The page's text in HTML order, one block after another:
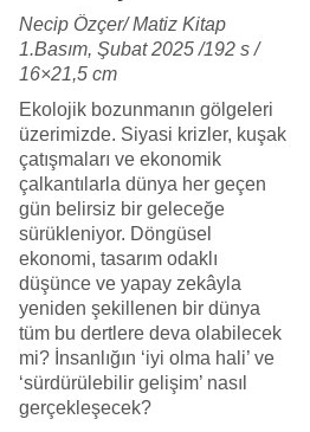
Necip Özçer/ Matiz Kitap
1.Basım, Şubat 2025 /192 s /
16×21,5 cm
Ekolojik bozunmanın gölgeleri
üzerimizde. Siyasi krizler, kuşak
çatışmaları ve ekonomik
çalkantılarla dünya her geçen
gün belirsiz bir geleceğe
sürükleniyor. Döngüsel
ekonomi, tasarım odaklı
düşünce ve yapay zekâyla
yeniden şekillenen bir dünya
tüm bu dertlere deva olabilecek
mi? İnsanlığın ‘iyi olma hali’ ve
‘sürdürülebilir gelişim’ nasıl
gerçekleşecek?